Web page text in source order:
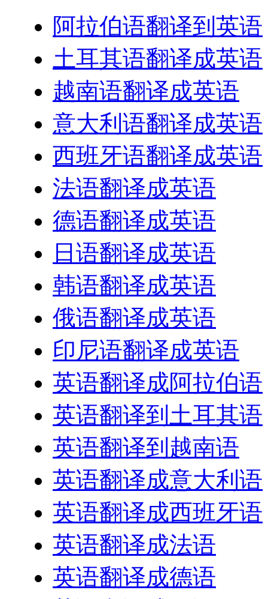
阿拉伯语翻译到英语
土耳其语翻译成英语
越南语翻译成英语
意大利语翻译成英语
西班牙语翻译成英语
法语翻译成英语
德语翻译成英语
日语翻译成英语
韩语翻译成英语
俄语翻译成英语
印尼语翻译成英语
英语翻译成阿拉伯语
英语翻译到土耳其语
英语翻译到越南语
英语翻译成意大利语
英语翻译成西班牙语
英语翻译成法语
英语翻译成德语